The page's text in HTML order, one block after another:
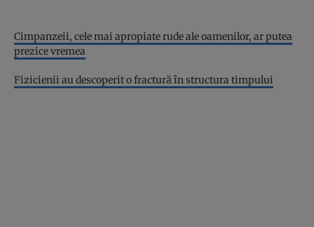
Cimpanzeii, cele mai apropiate rude ale oamenilor, ar putea
prezice vremea
Fizicienii au descoperit o fractură în structura timpului